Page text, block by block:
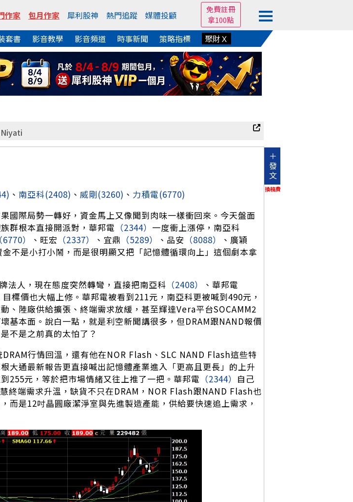
作家 包月作家 犀利股神 熱門追蹤 媒體投顧
免費註冊
拿100點
套書 影音教學 影音頻道 時事新聞 策略指標 聚財Ｘ
Niyati
＋
發
文
換稿費
、 南亞科(2408) 、 威剛(3260) 、 力積電(6770)
國際局勢一轉好，資金馬上又像聞到肉味一樣衝回來。今天盤面
群根本直接開派對，華邦電 （2344） 一度衝上漲停，南亞科
（6770） 、旺宏 （2337） 、宜鼎 （5289） 、品安 （8088）
、廣穎
不是小打小鬧，而是很明顯又把「記憶體循環向上」這個劇本拿
法人，現在態度突然轉彎，直接把南亞科 （2408）
、華邦電
標價也大幅上修。華邦電被看到211元，南亞科更被喊到490元，
、陸廠供給擴張、終端需求放緩，甚至輝達Vera平台SOCAMM2
基本面。說白一點，就是利空新聞講很多，但DRAM跟NAND報價
不是之前真的太怕了？
行情回溫，還有他在NOR Flash、SLC NAND Flash這些特
大通最新報告更直接喊出記憶體產業進入「更高且更長」的上升
255元，等於把市場情緒又往上推了一把。華邦電 （2344） 自己
終端需求升溫，缺貨不只在DRAM，NOR Flash跟NAND Flash也
而是12吋晶圓廠潔淨室與先進製造產能，供給要快速追上需求，